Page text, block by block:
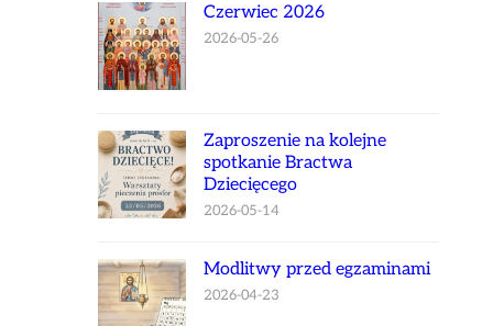
Czerwiec 2026
2026-05-26
Zaproszenie na kolejne
spotkanie Bractwa
Dziecięcego
2026-05-14
Modlitwy przed egzaminami
2026-04-23